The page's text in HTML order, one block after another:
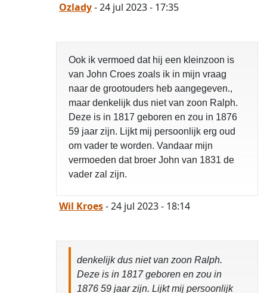
Ozlady- 24 jul 2023 - 17:35
Ook ik vermoed dat hij een kleinzoon is
van John Croes zoals ik in mijn vraag
naar de grootouders heb aangegeven.,
maar denkelijk dus niet van zoon Ralph.
Deze is in 1817 geboren en zou in 1876
59 jaar zijn. Lijkt mij persoonlijk erg oud
om vader te worden. Vandaar mijn
vermoeden dat broer John van 1831 de
vader zal zijn.
Wil Kroes- 24 jul 2023 - 18:14
denkelijk dus niet van zoon Ralph.
Deze is in 1817 geboren en zou in
1876 59 jaar zijn. Lijkt mij persoonlijk